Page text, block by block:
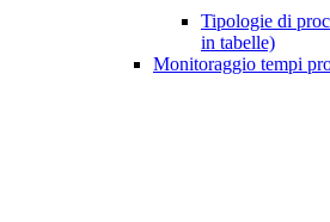
Tipologie di
in tabelle)
Monitoraggio tempi